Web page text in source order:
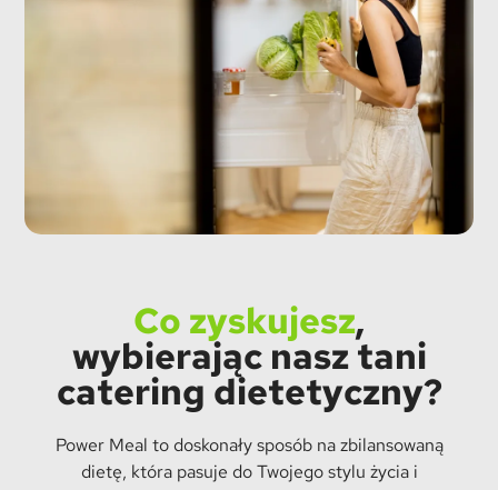
Co zyskujesz,
wybierając nasz tani
catering dietetyczny?
Power Meal to doskonały sposób na zbilansowaną
dietę, która pasuje do Twojego stylu życia i